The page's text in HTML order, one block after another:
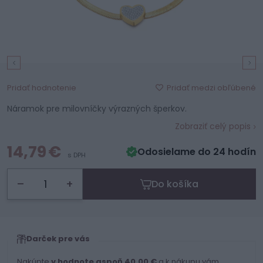
Pridať hodnotenie Pridať medzi obľúbené
Náramok pre milovníčky výrazných šperkov.
Zobraziť celý popis
14,79 € s DPH Odosielame do 24 hodín
– + Do košíka
Darček pre vás